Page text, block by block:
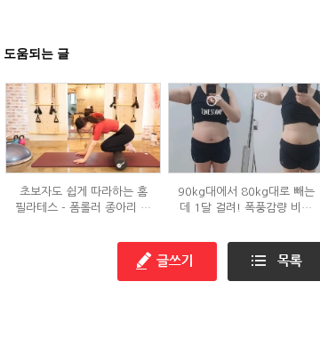
도움되는 글
초보자도 쉽게 따라하는 홈
필라테스 - 폼롤러 종아리 알
90kg대에서 80kg대로 빼는
데 1달 걸려! 폭풍감량 비결